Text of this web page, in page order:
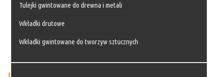
Tulejki gwintowane do drewna i metali
Wkładki drutowe
Wkładki gwintowane do tworzyw sztucznych